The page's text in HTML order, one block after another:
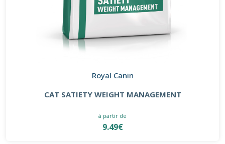
Royal Canin
CAT SATIETY WEIGHT MANAGEMENT
à partir de
9.49€